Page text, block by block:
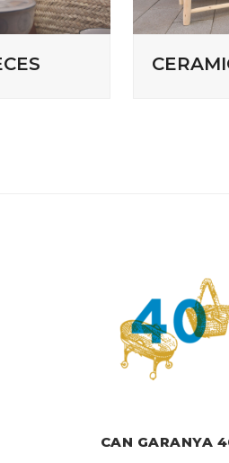
CAN GARANYA